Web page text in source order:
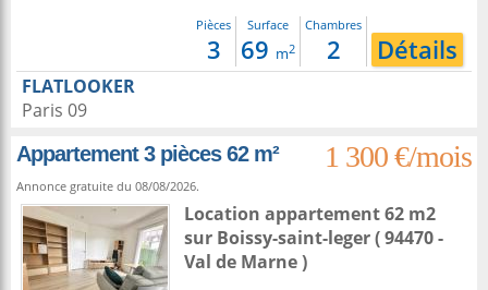
Pièces
3
Surface
69 m2
Chambres
2 Détails
FLATLOOKER
Paris 09
Appartement 3 pièces 62 m²
1 300 €/mois
Annonce gratuite du 08/08/2026.
Location appartement 62 m2
sur Boissy-saint-leger( 94470 -
Val de Marne )